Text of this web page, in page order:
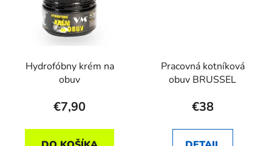
Hydrofóbny krém na
obuv
€7,90
Pracovná kotníková
obuv BRUSSEL
€38